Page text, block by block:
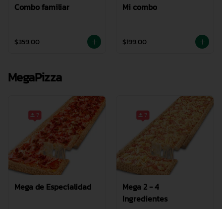
Combo familiar
$359.00
Mi combo
$199.00
MegaPizza
Mega de Especialidad
Mega 2 - 4
Ingredientes